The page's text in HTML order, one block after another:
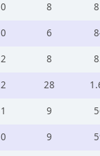
0 8
0 6
2 8
2 28
1 9
0 9